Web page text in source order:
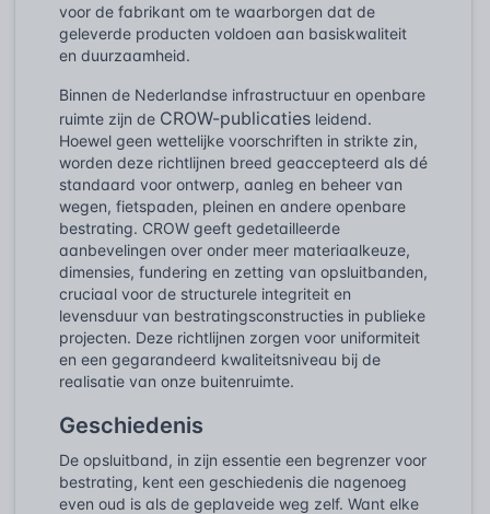
voor de fabrikant om te waarborgen dat de
geleverde producten voldoen aan basiskwaliteit
en duurzaamheid.
Binnen de Nederlandse infrastructuur en openbare
ruimte zijn de CROW-publicaties leidend.
Hoewel geen wettelijke voorschriften in strikte zin,
worden deze richtlijnen breed geaccepteerd als dé
standaard voor ontwerp, aanleg en beheer van
wegen, fietspaden, pleinen en andere openbare
bestrating. CROW geeft gedetailleerde
aanbevelingen over onder meer materiaalkeuze,
dimensies, fundering en zetting van opsluitbanden,
cruciaal voor de structurele integriteit en
levensduur van bestratingsconstructies in publieke
projecten. Deze richtlijnen zorgen voor uniformiteit
en een gegarandeerd kwaliteitsniveau bij de
realisatie van onze buitenruimte.
Geschiedenis
De opsluitband, in zijn essentie een begrenzer voor
bestrating, kent een geschiedenis die nagenoeg
even oud is als de geplaveide weg zelf. Want elke